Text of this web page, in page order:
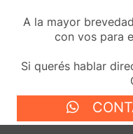
A la mayor
con vos para
Si querés hablar